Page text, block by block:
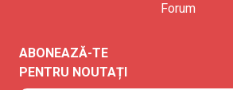
Forum
ABONEAZĂ-TE
PENTRU NOUTAȚI